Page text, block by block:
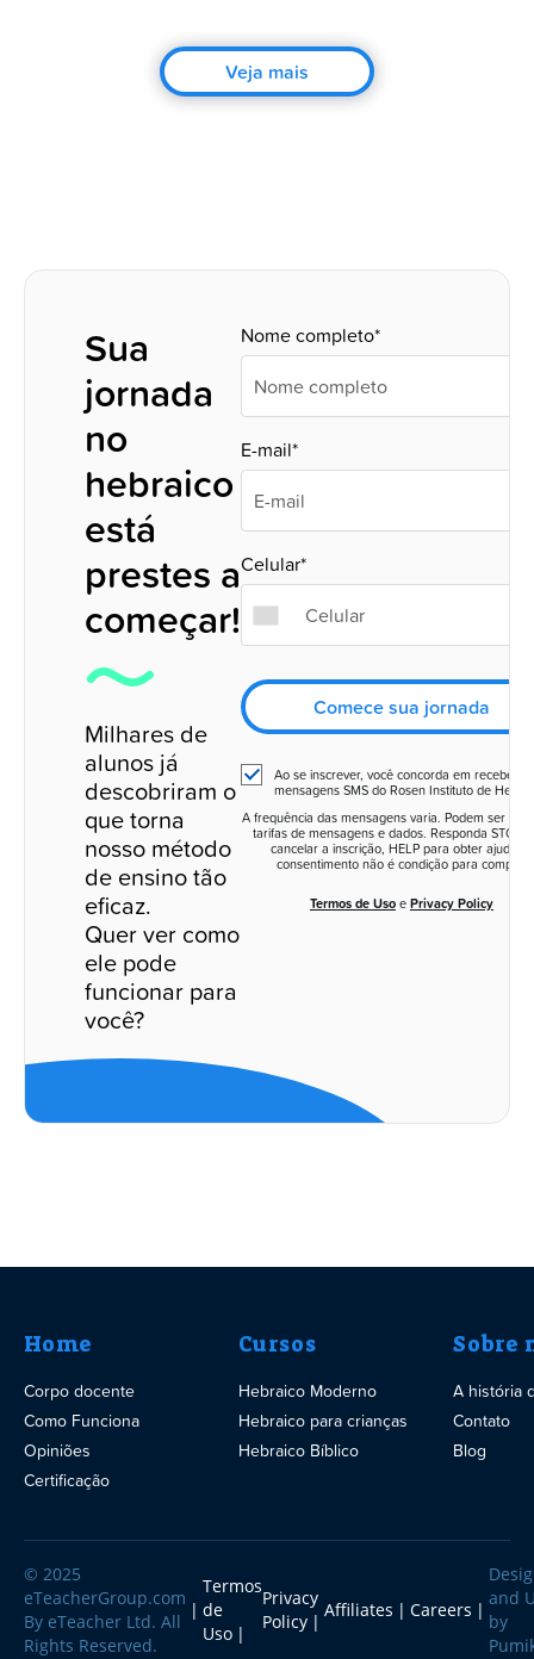
Veja mais
Sua
jornada
no
hebraico
está
prestes a
começar!
Milhares de
alunos já
descobriram o
que torna
nosso método
de ensino tão
eficaz.
Quer ver como
ele pode
funcionar para
você?
Nome completo*
E-mail*
Celular*
Comece sua jornada
Ao se inscrever, você concorda em receber
mensagens SMS do Rosen Instituto de
A frequência das mensagens varia. Podem ser
tarifas de mensagens e dados. Responda STOP
cancelar a inscrição, HELP para obter ajuda. O
consentimento não é condição para compra.
Termos de Uso e Privacy Policy
Home
Corpo docente
Como Funciona
Opiniões
Certificação
Cursos
Hebraico Moderno
Hebraico para crianças
Hebraico Bíblico
Sobre
A história
Contato
Blog
© 2025
eTeacherGroup.com
By eTeacher Ltd. All
Rights Reserved.
Termos
de
Uso
Privacy
Policy
Affiliates Careers
and
by